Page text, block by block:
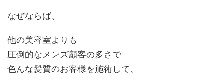
なぜならば、
他の美容室よりも
圧倒的なメンズ顧客の多さで
色んな髪質のお客様を施術して、